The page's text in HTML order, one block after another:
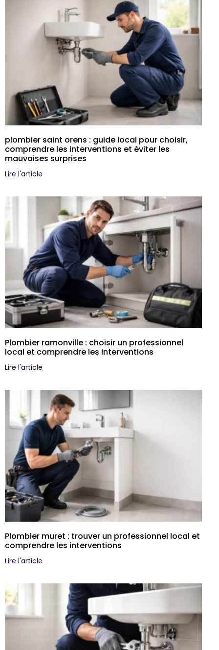
plombier saint orens : guide local pour choisir,
comprendre les interventions et éviter les
mauvaises surprises
Lire l'article
Plombier ramonville : choisir un professionnel
local et comprendre les interventions
Lire l'article
Plombier muret : trouver un professionnel local et
comprendre les interventions
Lire l'article